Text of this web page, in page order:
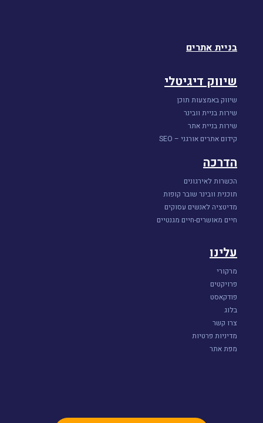
בניית אתרים
שיווק דיגיטלי
שיווק באמצעות תוכן
שירות בניית וובינר
שירות בניית אתר
קידום אתרים אורגני – SEO
הדרכה
הכשרות לאירגונים
תוכנית וובינר שובר קופות
מדיטציה לאנשים עסוקים
חיים מאושרים-חיים מגנטיים
עלינו
מרקורי
פרויקטים
פודקאסט
בלוג
צרו קשר
מדיניות פרטיות
מפת אתר